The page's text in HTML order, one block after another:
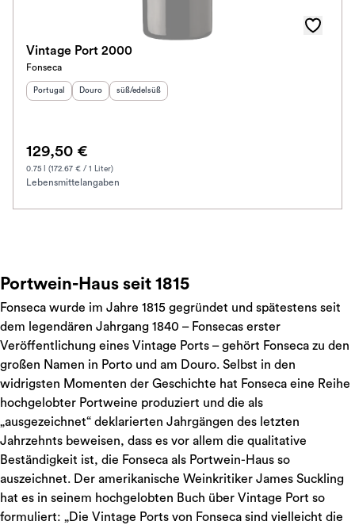
Vintage Port 2000
Fonseca
Herkunftsland:
Portugal Herkunftsregion:
Douro Geschmack:
süß/edelsüß
129,50 €
0.75 l (172.67 € / 1 Liter)
Lebensmittelangaben
Portwein-Haus seit 1815
Fonseca wurde im Jahre 1815 gegründet und spätestens seit
dem legendären Jahrgang 1840 – Fonsecas erster
Veröffentlichung eines Vintage Ports – gehört Fonseca zu den
großen Namen in Porto und am Douro. Selbst in den
widrigsten Momenten der Geschichte hat Fonseca eine Reihe
hochgelobter Portweine produziert und die als
„ausgezeichnet“ deklarierten Jahrgängen des letzten
Jahrzehnts beweisen, dass es vor allem die qualitative
Beständigkeit ist, die Fonseca als Portwein-Haus so
auszeichnet. Der amerikanische Weinkritiker James Suckling
hat es in seinem hochgelobten Buch über Vintage Port so
formuliert: „Die Vintage Ports von Fonseca sind vielleicht die